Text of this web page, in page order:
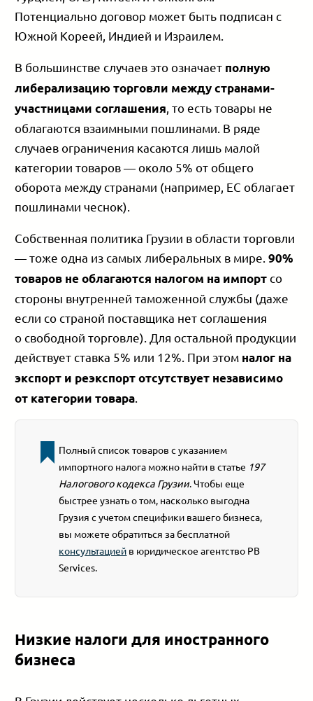
Потенциально договор может быть подписан с
Южной Кореей, Индией и Израилем.
В большинстве случаев это означает полную
либерализацию торговли между странами-
участницами соглашения , то есть товары не
облагаются взаимными пошлинами. В ряде
случаев ограничения касаются лишь малой
категории товаров — около 5% от общего
оборота между странами (например, ЕС облагает
пошлинами чеснок).
Собственная политика Грузии в области торговли
— тоже одна из самых либеральных в мире.90%
товаров не облагаются налогом на импортсо
стороны внутренней таможенной службы (даже
если со страной поставщика нет соглашения
о свободной торговле). Для остальной продукции
действует ставка 5% или 12%. При этом налог на
экспорт и реэкспорт отсутствует независимо
от категории товара
Полный список товаров с указанием
импортного налога можно найти в статье 197
Налогового кодекса Грузии. Чтобы еще
быстрее узнать о том, насколько выгодна
Грузия с учетом специфики вашего бизнеса,
вы можете обратиться за бесплатной
консультацией в юридическое агентство PB
Services.
Низкие налоги для иностранного
бизнеса